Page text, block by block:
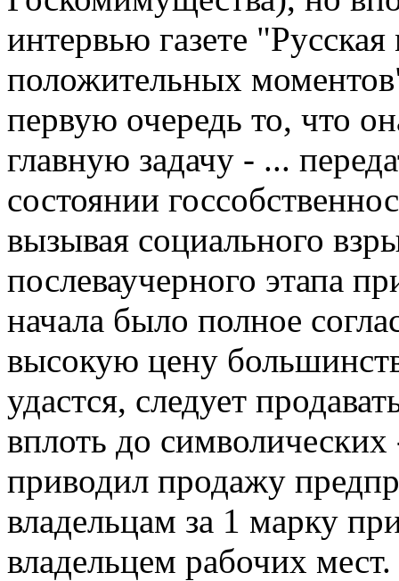
интервью газете
положительных
первую очередь то, что
главную задачу - ...
состоянии
вызывая социального
послеваучерного этапа
начала было полное
высокую цену
удастся, следует
вплоть до
приводил продажу
владельцам за 1 марку
владельцем рабочих мест.